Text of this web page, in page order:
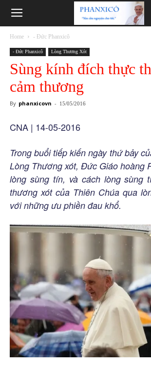
Phanxicô
Home - Đức Phanxicô
- Đức Phanxicô Lòng Thương Xót
Sùng kính đích thực
cảm thương
By phanxicovn - 15/05/2016
CNA | 14-05-2016
Trong buổi tiếp kiến ngày thứ bảy
Lòng Thương xót, Đức Giáo hoàng
lòng sùng tín, và cách lòng sùng
thương xót của Thiên Chúa qua
với những ưu phiền đau khổ.